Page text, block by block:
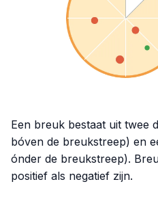
Een breuk bestaat uit twee
bóven de breukstreep) en
ónder de breukstreep).
positief als negatief zijn.